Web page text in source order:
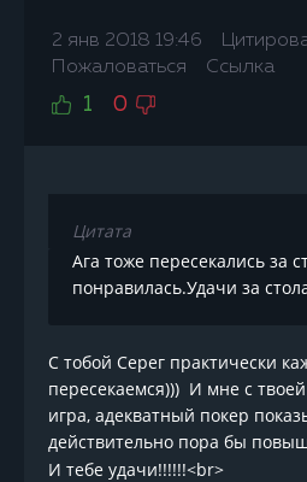
2 янв 2018 19:46
Пожаловаться
Ссылка
1 0
Цитата
Ага тоже пересекались за
понравилась.Удачи за
С тобой Серег практически
пересекаемся))) И мне с
игра, адекватный покер
действительно пора бы
И тебе удачи!!!!!!<br>